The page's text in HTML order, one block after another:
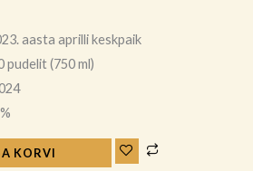
aasta aprilli keskpaik
pudelit (750 ml)
KORVI